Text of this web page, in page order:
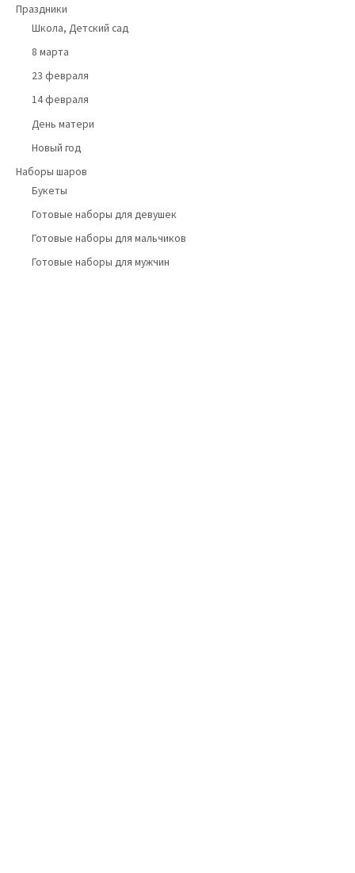
Праздники
Школа, Детский сад
8 марта
23 февраля
14 февраля
День матери
Новый год
Наборы шаров
Букеты
Готовые наборы для девушек
Готовые наборы для мальчиков
Готовые наборы для мужчин